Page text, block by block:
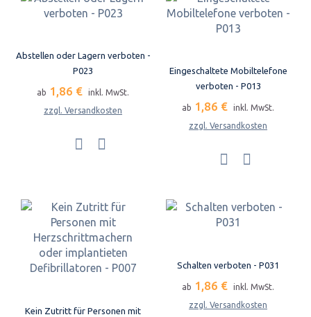
Abstellen oder Lagern verboten -
P023
ab 1,86 €
inkl. MwSt.
zzgl. Versandkosten
Eingeschaltete Mobiltelefone
verboten - P013
ab 1,86 €
inkl. MwSt.
zzgl. Versandkosten
Kein Zutritt für Personen mit
Schalten verboten - P031
ab 1,86 €
inkl. MwSt.
zzgl. Versandkosten